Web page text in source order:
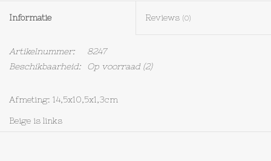
Olieflessen
Informatie Reviews (0)
Artikelnummer:
8247
Beschikbaarheid:
Op voorraad(2)
Afmeting: 14,5x10,5x1,3cm
Beige is links